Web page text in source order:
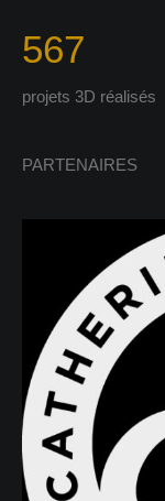
567
projets 3D réalisés
PARTENAIRES